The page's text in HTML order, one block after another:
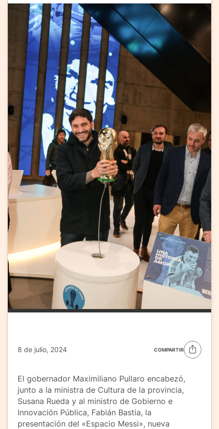
8 de julio, 2024 COMPARTIR
El gobernador Maximiliano Pullaro encabezó,
junto a la ministra de Cultura de la provincia,
Susana Rueda y al ministro de Gobierno e
Innovación Pública, Fabián Bastia, la
presentación del «Espacio Messi», nueva